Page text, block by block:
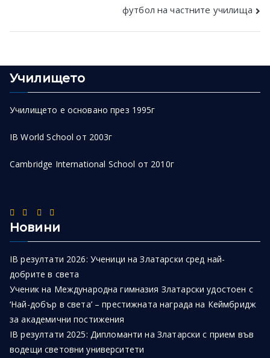
футбол на частните училища
Училището
Училището е основано през 1995г
IB World School от 2003г
Cambridge International School от 2010г
Новини
IB резултати 2026: Ученици на Златарски сред най-
добрите в света
Ученик на Международна гимназия Златарски удостоен с
‘Най-добър в света’ – престижната награда на Кеймбридж
за академични постижения
IB резултати 2025: Дипломанти на Златарски с прием във
водещи световни университети